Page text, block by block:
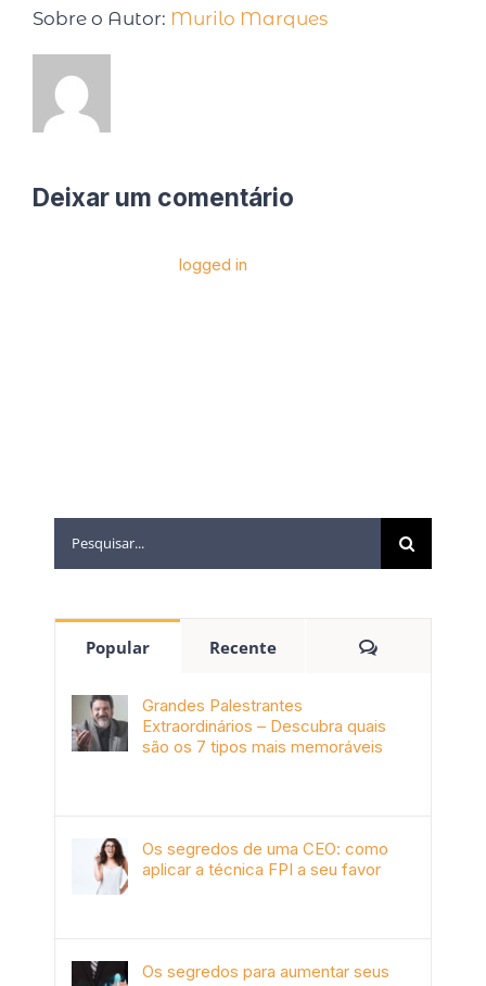
Sobre o Autor: Murilo Marques
Deixar um comentário
logged in
Popular Recente
Grandes Palestrantes
Extraordinários – Descubra quais
são os 7 tipos mais memoráveis
Os segredos de uma CEO: como
aplicar a técnica FPI a seu favor
Os segredos para aumentar seus